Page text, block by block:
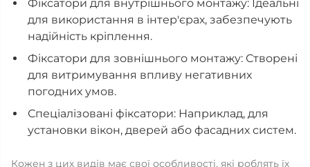
Фіксатори для внутрішнього монтажу: Ідеальні
для використання в інтер'єрах, забезпечують
надійність кріплення.
Фіксатори для зовнішнього монтажу: Створені
для витримування впливу негативних
погодних умов.
Спеціалізовані фіксатори: Наприклад, для
установки вікон, дверей або фасадних систем.
Кожен з цих видів має свої особливості, які роблять їх